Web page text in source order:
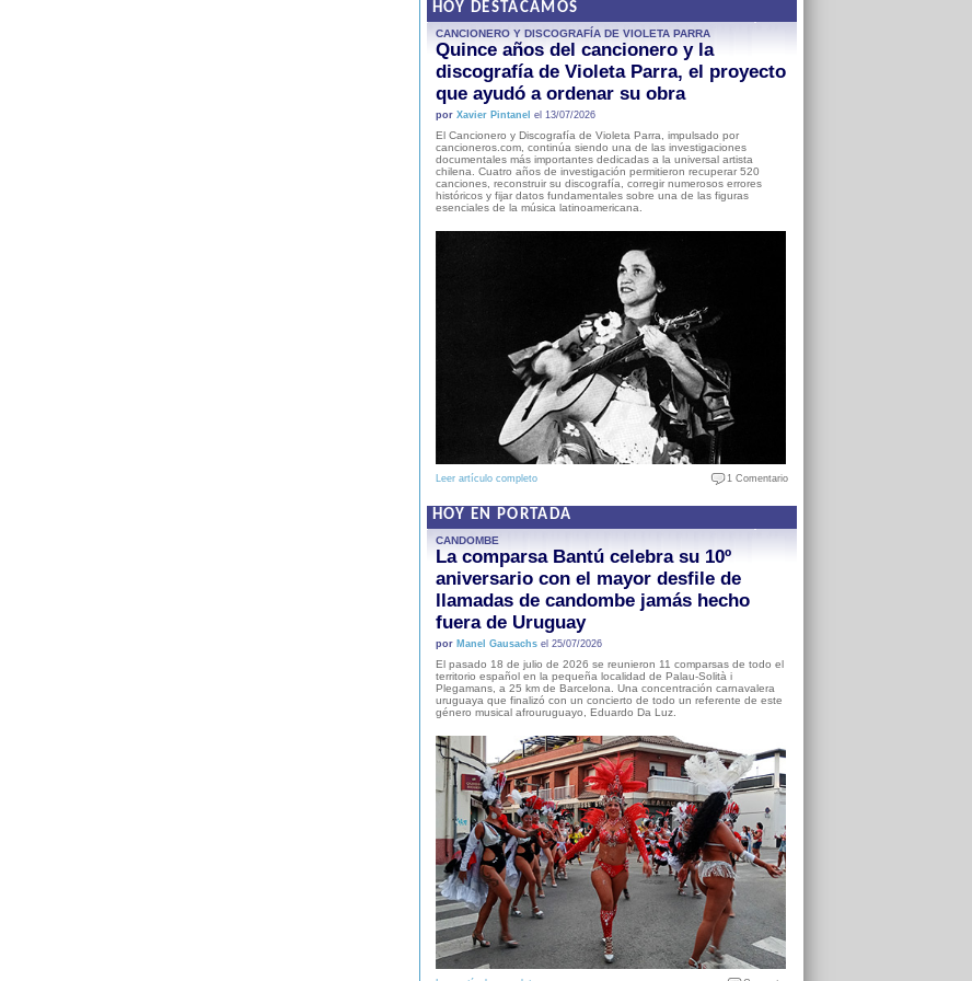
HOY DESTACAMOS
CANCIONERO Y DISCOGRAFÍA DE VIOLETA PARRA
Quince años del cancionero y la
discografía de Violeta Parra, el proyecto
que ayudó a ordenar su obra
por Xavier Pintanel el 13/07/2026
El Cancionero y Discografía de Violeta Parra, impulsado por
cancioneros.com, continúa siendo una de las investigaciones
documentales más importantes dedicadas a la universal artista
chilena. Cuatro años de investigación permitieron recuperar 520
canciones, reconstruir su discografía, corregir numerosos errores
históricos y fijar datos fundamentales sobre una de las figuras
esenciales de la música latinoamericana.
Leer artículo completo 1 Comentario
HOY EN PORTADA
CANDOMBE
La comparsa Bantú celebra su 10º
aniversario con el mayor desfile de
llamadas de candombe jamás hecho
fuera de Uruguay
por Manel Gausachsel 25/07/2026
El pasado 18 de julio de 2026 se reunieron 11 comparsas de todo el
territorio español en la pequeña localidad de Palau-Solità i
Plegamans, a 25 km de Barcelona. Una concentración carnavalera
uruguaya que finalizó con un concierto de todo un referente de este
género musical afrouruguayo, Eduardo Da Luz.